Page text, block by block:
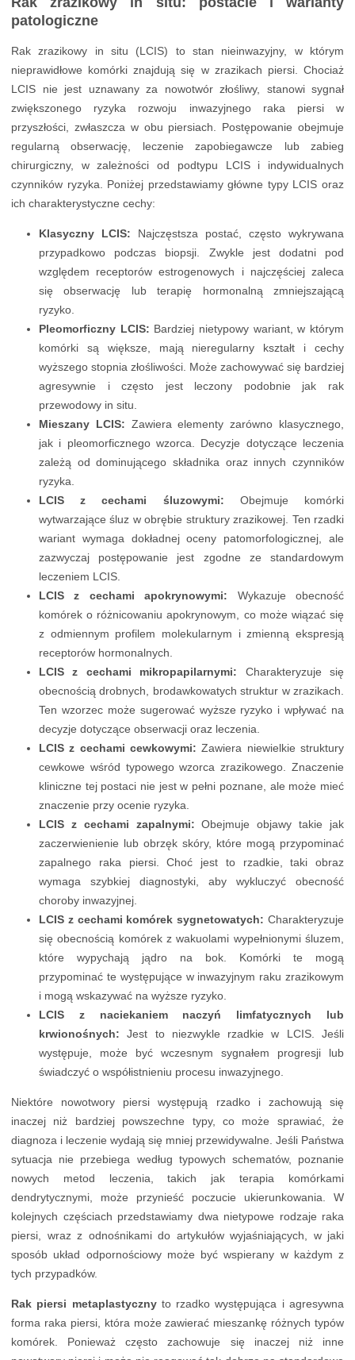
patologiczne
Rak zrazikowy in situ (LCIS) to stan nieinwazyjny, w którym
nieprawidłowe komórki znajdują się w zrazikach piersi. Chociaż
LCIS nie jest uznawany za nowotwór złośliwy, stanowi sygnał
zwiększonego ryzyka rozwoju inwazyjnego raka piersi w
przyszłości, zwłaszcza w obu piersiach. Postępowanie obejmuje
regularną obserwację, leczenie zapobiegawcze lub zabieg
chirurgiczny, w zależności od podtypu LCIS i indywidualnych
czynników ryzyka. Poniżej przedstawiamy główne typy LCIS oraz
ich charakterystyczne cechy:
Klasyczny LCIS: Najczęstsza postać, często wykrywana
przypadkowo podczas biopsji. Zwykle jest dodatni pod
względem receptorów estrogenowych i najczęściej zaleca
się obserwację lub terapię hormonalną zmniejszającą
ryzyko.
Pleomorficzny LCIS: Bardziej nietypowy wariant, w którym
komórki są większe, mają nieregularny kształt i cechy
wyższego stopnia złośliwości. Może zachowywać się bardziej
agresywnie i często jest leczony podobnie jak rak
przewodowy in situ.
Mieszany LCIS: Zawiera elementy zarówno klasycznego,
jak i pleomorficznego wzorca. Decyzje dotyczące leczenia
zależą od dominującego składnika oraz innych czynników
ryzyka.
LCIS z cechami śluzowymi: Obejmuje komórki
wytwarzające śluz w obrębie struktury zrazikowej. Ten rzadki
wariant wymaga dokładnej oceny patomorfologicznej, ale
zazwyczaj postępowanie jest zgodne ze standardowym
leczeniem LCIS.
LCIS z cechami apokrynowymi: Wykazuje obecność
komórek o różnicowaniu apokrynowym, co może wiązać się
z odmiennym profilem molekularnym i zmienną ekspresją
receptorów hormonalnych.
LCIS z cechami mikropapilarnymi: Charakteryzuje się
obecnością drobnych, brodawkowatych struktur w zrazikach.
Ten wzorzec może sugerować wyższe ryzyko i wpływać na
decyzje dotyczące obserwacji oraz leczenia.
LCIS z cechami cewkowymi: Zawiera niewielkie struktury
cewkowe wśród typowego wzorca zrazikowego. Znaczenie
kliniczne tej postaci nie jest w pełni poznane, ale może mieć
znaczenie przy ocenie ryzyka.
LCIS z cechami zapalnymi: Obejmuje objawy takie jak
zaczerwienienie lub obrzęk skóry, które mogą przypominać
zapalnego raka piersi. Choć jest to rzadkie, taki obraz
wymaga szybkiej diagnostyki, aby wykluczyć obecność
choroby inwazyjnej.
LCIS z cechami komórek sygnetowatych: Charakteryzuje
się obecnością komórek z wakuolami wypełnionymi śluzem,
które wypychają jądro na bok. Komórki te mogą
przypominać te występujące w inwazyjnym raku zrazikowym
i mogą wskazywać na wyższe ryzyko.
LCIS z naciekaniem naczyń limfatycznych lub
krwionośnych: Jest to niezwykle rzadkie w LCIS. Jeśli
występuje, może być wczesnym sygnałem progresji lub
świadczyć o współistnieniu procesu inwazyjnego.
Niektóre nowotwory piersi występują rzadko i zachowują się
inaczej niż bardziej powszechne typy, co może sprawiać, że
diagnoza i leczenie wydają się mniej przewidywalne. Jeśli Państwa
sytuacja nie przebiega według typowych schematów, poznanie
nowych metod leczenia, takich jak terapia komórkami
dendrytycznymi, może przynieść poczucie ukierunkowania. W
kolejnych częściach przedstawiamy dwa nietypowe rodzaje raka
piersi, wraz z odnośnikami do artykułów wyjaśniających, w jaki
sposób układ odpornościowy może być wspierany w każdym z
tych przypadków.
Rak piersi metaplastycznyto rzadko występująca i agresywna
forma raka piersi, która może zawierać mieszankę różnych typów
komórek. Ponieważ często zachowuje się inaczej niż inne